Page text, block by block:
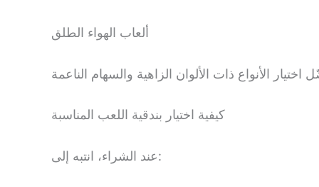
ألعاب الهواء الطلق
كيفية اختيار بندقية اللعب المناسبة
عند الشراء، انتبه إلى: